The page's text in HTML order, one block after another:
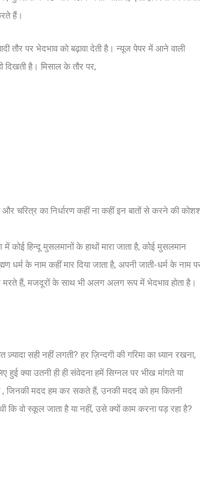
हैं।
तौर पर भेदभाव को बढ़ावा देती है। न्यूज पेपर में आने वाली
दिखती है। मिसाल के तौर पर,
का निर्धारण कहीं ना कहीं इन बातों से करने की
हिन्दू मुसलमानों के हाथों मारा जाता है, कोई मुसलमान
धर्म के नाम कहीं मार दिया जाता है, अपनी जाती-धर्म के नाम
मरते हैं, मजदूरों के साथ भी अलग अलग रूप में भेदभाव होता है।
सही नहीं लगती? हर ज़िन्दगी की गरिमा का ध्यान रखना,
हुई क्या उतनी ही ही संवेदना हमें सिग्नल पर भीख मांगते या
, जिनकी मदद हम कर सकते हैं, उनकी मदद को हम कितनी
वो स्कूल जाता है या नहीं, उसे क्यों काम करना पड़ रहा है?